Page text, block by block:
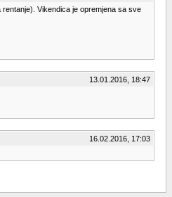
Vikendica je opremjena sa sve
13.01.2016, 18:47
16.02.2016, 17:03